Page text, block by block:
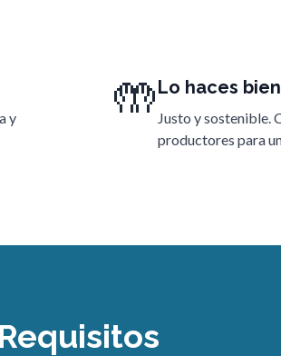
y
🤲Lo haces bien
Justo y sostenible.
productores para
Requisitos